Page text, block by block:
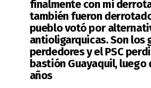
finalmente con mi
también fueron
pueblo votó por
antioligarquicas. Son los
perdedores y el PSC
bastión Guayaquil, luego
años